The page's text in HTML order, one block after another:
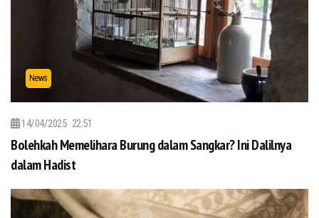
News
14/04/2025 22:51
Bolehkah Memelihara Burung dalam Sangkar? Ini Dalilnya
dalam Hadist